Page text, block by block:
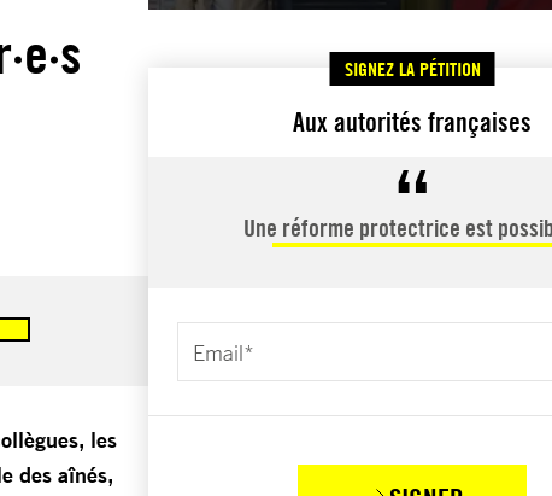
les
des aînés,
SIGNEZ LA PÉTITION
Aux autorités françaises
Une réforme protectrice est